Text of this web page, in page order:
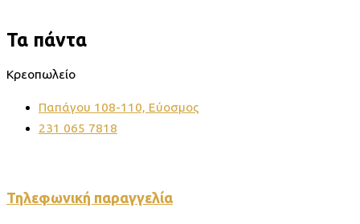
Τα πάντα
Κρεοπωλείο
Παπάγου 108-110, Εύοσμος
231 065 7818
Τηλεφωνική παραγγελία